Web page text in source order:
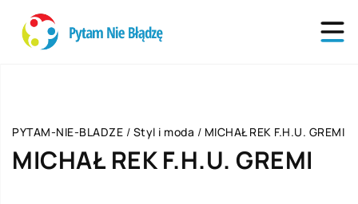
PYTAM-NIE-BLADZE / Styl i moda / MICHAŁ REK F.H.U. GREMI
MICHAŁ REK F.H.U. GREMI